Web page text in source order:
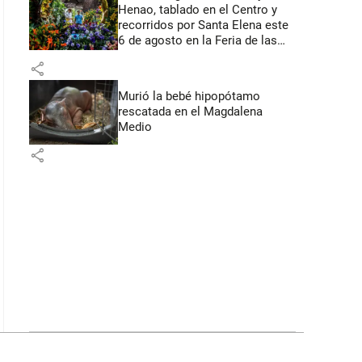
Henao, tablado en el Centro y
recorridos por Santa Elena este
6 de agosto en la Feria de las
share
Murió la bebé hipopótamo
rescatada en el Magdalena
Medio
share